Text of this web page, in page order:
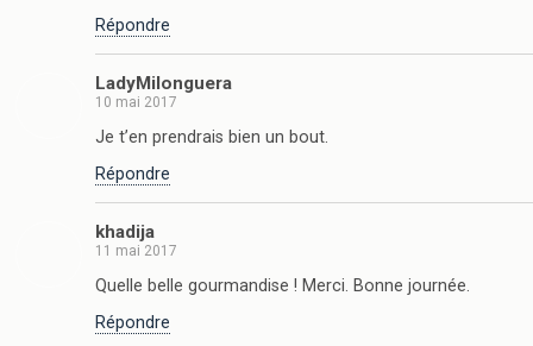
Répondre
LadyMilonguera
10 mai 2017
Je t’en prendrais bien un bout.
Répondre
khadija
11 mai 2017
Quelle belle gourmandise ! Merci. Bonne journée.
Répondre